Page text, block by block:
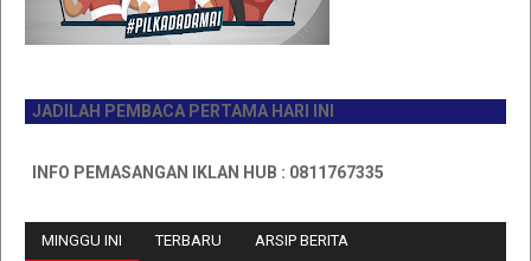
PEMBACA PERTAMA HARI INI
PEMASANGAN IKLAN HUB : 0811767335
MINGGU INI TERBARU ARSIP BERITA